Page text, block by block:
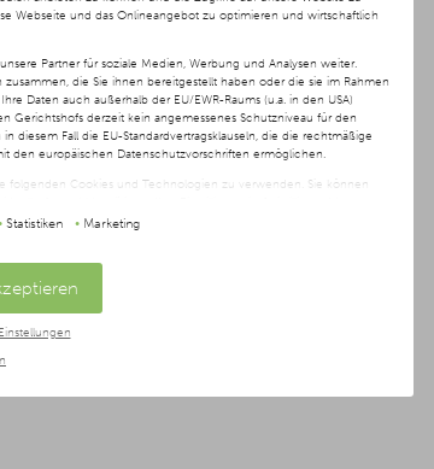
Webseite und das Onlineangebot zu optimieren und wirtschaftlich
Partner für soziale Medien, Werbung und Analysen weiter.
die Sie ihnen bereitgestellt haben oder die sie im Rahmen
Daten auch außerhalb der EU/EWR-Raums (u.a. in den USA)
Gerichtshofs derzeit kein angemessenes Schutzniveau für den
diesem Fall die EU-Standardvertragsklauseln, die die rechtmäßige
den europäischen Datenschutzvorschriften ermöglichen.
folgenden Cookies und Technologien zu verwenden. Sie können
Einstellungen am unteren Ende der Webseite klicken.
Statistiken Marketing